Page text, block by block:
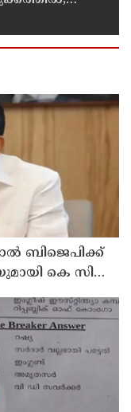
അടച്ചുപൂട്ടി
ബിജെപിക്ക്
കെ സി